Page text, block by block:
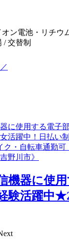
オン電池・リチウ
/ 交替制
機器に使
験活躍中